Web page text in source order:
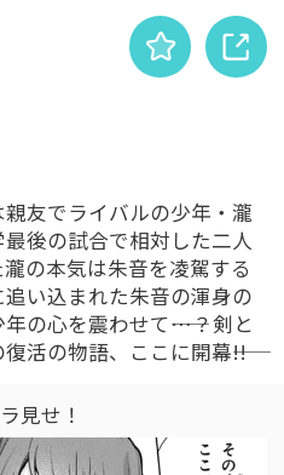
友でライバルの少年・瀧
後の試合で相対した二人
の本気は朱音を凌駕する
い込まれた朱音の渾身の
の心を震わせて――…？剣と
活の物語、ここに開幕――!!
見せ！